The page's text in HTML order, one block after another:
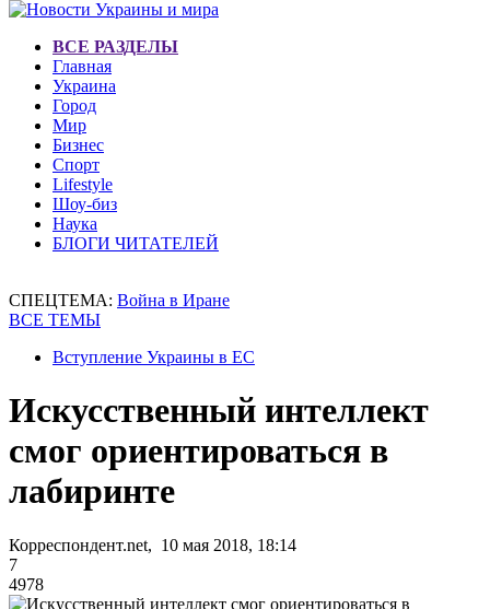
ВСЕ РАЗДЕЛЫ
Главная
Украина
Город
Мир
Бизнес
Спорт
Lifestyle
Шоу-биз
Наука
БЛОГИ ЧИТАТЕЛЕЙ
СПЕЦТЕМА: Война в Иране
ВСЕ ТЕМЫ
Вступление Украины в ЕС
Искусственный интеллект
смог ориентироваться в
лабиринте
Корреспондент.net, 10 мая 2018, 18:14
7
4978